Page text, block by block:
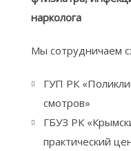
нарколога
Мы сотрудничаем с:
ГУП РК
смотров»
ГБУЗ РК
практический